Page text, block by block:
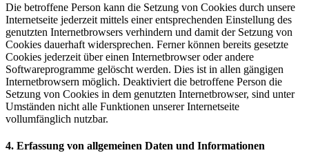
Die betroffene Person kann die Setzung von Cookies durch unsere
Internetseite jederzeit mittels einer entsprechenden Einstellung des
genutzten Internetbrowsers verhindern und damit der Setzung von
Cookies dauerhaft widersprechen. Ferner können bereits gesetzte
Cookies jederzeit über einen Internetbrowser oder andere
Softwareprogramme gelöscht werden. Dies ist in allen gängigen
Internetbrowsern möglich. Deaktiviert die betroffene Person die
Setzung von Cookies in dem genutzten Internetbrowser, sind unter
Umständen nicht alle Funktionen unserer Internetseite
vollumfänglich nutzbar.
4. Erfassung von allgemeinen Daten und Informationen